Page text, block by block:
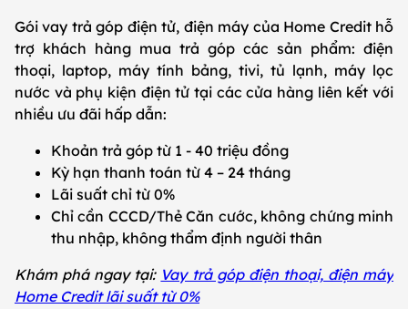
Gói vay trả góp điện tử, điện máy của Home Credit hỗ
trợ khách hàng mua trả góp các sản phẩm: điện
thoại, laptop, máy tính bảng, tivi, tủ lạnh, máy lọc
nước và phụ kiện điện tử tại các cửa hàng liên kết với
nhiều ưu đãi hấp dẫn:
Khoản trả góp từ 1 - 40 triệu đồng
Kỳ hạn thanh toán từ 4 – 24 tháng
Lãi suất chỉ từ 0%
Chỉ cần CCCD/Thẻ Căn cước, không chứng minh
thu nhập, không thẩm định người thân
Khám phá ngay tại: Vay trả góp điện thoại, điện máy
Home Credit lãi suất từ 0%